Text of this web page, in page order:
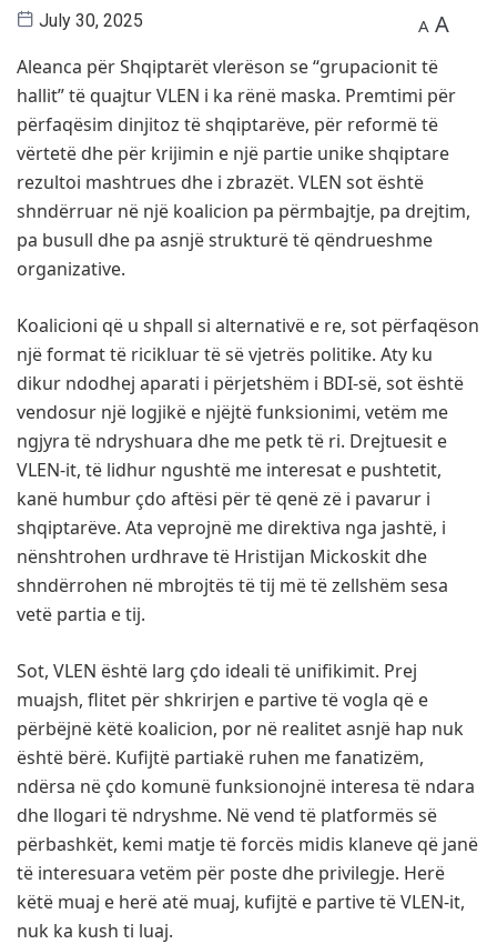
July 30, 2025 A A
Aleanca për Shqiptarët vlerëson se “grupacionit të
hallit” të quajtur VLEN i ka rënë maska. Premtimi për
përfaqësim dinjitoz të shqiptarëve, për reformë të
vërtetë dhe për krijimin e një partie unike shqiptare
rezultoi mashtrues dhe i zbrazët. VLEN sot është
shndërruar në një koalicion pa përmbajtje, pa drejtim,
pa busull dhe pa asnjë strukturë të qëndrueshme
organizative.
Koalicioni që u shpall si alternativë e re, sot përfaqëson
një format të ricikluar të së vjetrës politike. Aty ku
dikur ndodhej aparati i përjetshëm i BDI-së, sot është
vendosur një logjikë e njëjtë funksionimi, vetëm me
ngjyra të ndryshuara dhe me petk të ri. Drejtuesit e
VLEN-it, të lidhur ngushtë me interesat e pushtetit,
kanë humbur çdo aftësi për të qenë zë i pavarur i
shqiptarëve. Ata veprojnë me direktiva nga jashtë, i
nënshtrohen urdhrave të Hristijan Mickoskit dhe
shndërrohen në mbrojtës të tij më të zellshëm sesa
vetë partia e tij.
Sot, VLEN është larg çdo ideali të unifikimit. Prej
muajsh, flitet për shkrirjen e partive të vogla që e
përbëjnë këtë koalicion, por në realitet asnjë hap nuk
është bërë. Kufijtë partiakë ruhen me fanatizëm,
ndërsa në çdo komunë funksionojnë interesa të ndara
dhe llogari të ndryshme. Në vend të platformës së
përbashkët, kemi matje të forcës midis klaneve që janë
të interesuara vetëm për poste dhe privilegje. Herë
këtë muaj e herë atë muaj, kufijtë e partive të VLEN-it,
nuk ka kush ti luaj.